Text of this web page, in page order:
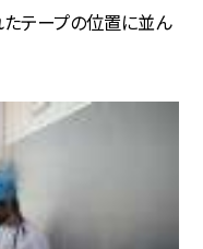
テープの位置に並ん